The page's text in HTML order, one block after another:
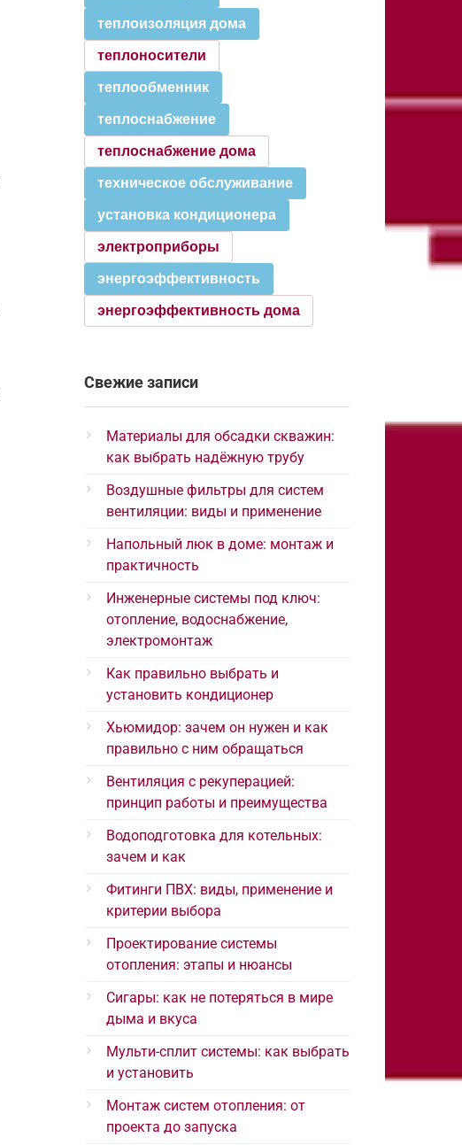
теплоизоляция дома
теплоносители
теплообменник
теплоснабжение
теплоснабжение дома
техническое обслуживание
установка кондиционера
электроприборы
энергоэффективность
энергоэффективность дома
Свежие записи
Материалы для обсадки скважин:
как выбрать надёжную трубу
Воздушные фильтры для систем
вентиляции: виды и применение
Напольный люк в доме: монтаж и
практичность
Инженерные системы под ключ:
отопление, водоснабжение,
электромонтаж
Как правильно выбрать и
установить кондиционер
Хьюмидор: зачем он нужен и как
правильно с ним обращаться
Вентиляция с рекуперацией:
принцип работы и преимущества
Водоподготовка для котельных:
зачем и как
Фитинги ПВХ: виды, применение и
критерии выбора
Проектирование системы
отопления: этапы и нюансы
Сигары: как не потеряться в мире
дыма и вкуса
Мульти-сплит системы: как выбрать
и установить
Монтаж систем отопления: от
проекта до запуска